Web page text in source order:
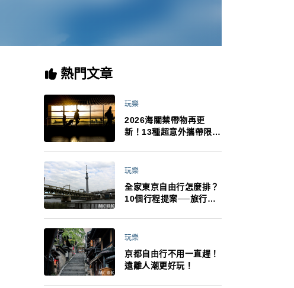
熱門文章
玩樂
2026海關禁帶物再更
新！13種超意外攜帶限
最高還罰百萬！注意事項
玩樂
全家東京自由行怎麼排？
10個行程提案──旅行不
法！
玩樂
京都自由行不用一直趕！
遠離人潮更好玩！